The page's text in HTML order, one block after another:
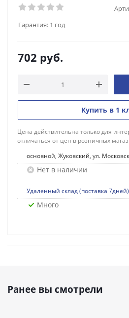
Гарантия: 1 год
702 руб.
Купить в 1
Цена действительна только для
отличаться от цен в розничных
основной, Жуковский, ул.
Нет в наличии
Удаленный склад (поставка
Много
Ранее вы смотрели